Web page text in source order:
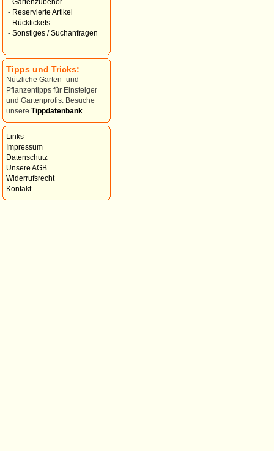
- Gartenzubehör
- Reservierte Artikel
- Rücktickets
- Sonstiges / Suchanfragen
Tipps und Tricks:
Nützliche Garten- und
Pflanzentipps für Einsteiger
und Gartenprofis. Besuche
unsere Tippdatenbank
Links
Impressum
Datenschutz
Unsere AGB
Widerrufsrecht
Kontakt